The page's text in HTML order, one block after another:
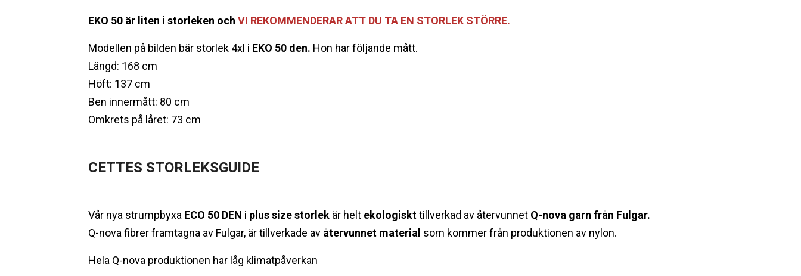
EKO 50 är liten i storleken och VI REKOMMENDERAR ATT DU TA EN STORLEK STÖRRE.
Modellen på bilden bär storlek 4xl i EKO 50 den. Hon har följande mått.
Längd: 168 cm
Höft: 137 cm
Ben innermått: 80 cm
Omkrets på låret: 73 cm
CETTES STORLEKSGUIDE
Vår nya strumpbyxa ECO 50 DEN i plus size storlek är helt ekologiskttillverkad av återvunnet Q-nova garn från Fulgar.
Q-nova fibrer framtagna av Fulgar, är tillverkade av återvunnet material som kommer från produktionen av nylon.
Hela Q-nova produktionen har låg klimatpåverkan